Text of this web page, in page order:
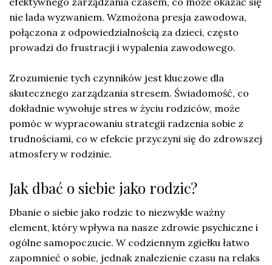
nie lada wyzwaniem. Wzmożona presja zawodowa,
połączona z odpowiedzialnością za dzieci, często
prowadzi do frustracji i wypalenia zawodowego.
Zrozumienie tych czynników jest kluczowe dla
skutecznego zarządzania stresem. Świadomość, co
dokładnie wywołuje stres w życiu rodziców, może
pomóc w wypracowaniu strategii radzenia sobie z
trudnościami, co w efekcie przyczyni się do zdrowszej
atmosfery w rodzinie.
Jak dbać o siebie jako rodzic?
Dbanie o siebie jako rodzic to niezwykle ważny
element, który wpływa na nasze zdrowie psychiczne i
ogólne samopoczucie. W codziennym zgiełku łatwo
zapomnieć o sobie, jednak znalezienie czasu na relaks